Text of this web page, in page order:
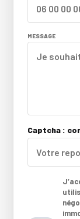
MESSAGE
Captcha :